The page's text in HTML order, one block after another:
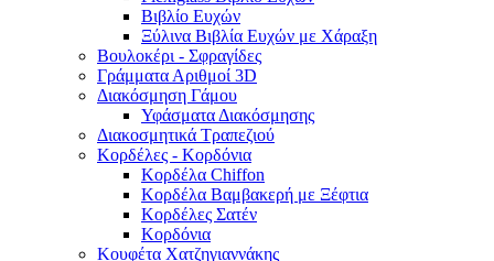
Βιβλίο Ευχών
Ξύλινα Βιβλία Ευχών με Χάραξη
Βουλοκέρι - Σφραγίδες
Γράμματα Αριθμοί 3D
Διακόσμηση Γάμου
Υφάσματα Διακόσμησης
Διακοσμητικά Τραπεζιού
Κορδέλες - Κορδόνια
Κορδέλα Chiffon
Κορδέλα Βαμβακερή με Ξέφτια
Κορδέλες Σατέν
Κορδόνια
Κουφέτα Χατζηγιαννάκης